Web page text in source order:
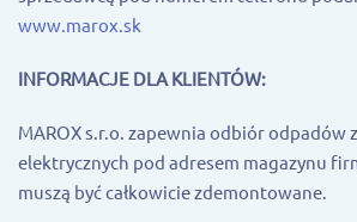
www.marox.sk
INFORMACJE DLA KLIENTÓW:
MAROX s.r.o. zapewnia odbiór odpadów
elektrycznych pod adresem magazynu
muszą być całkowicie zdemontowane.